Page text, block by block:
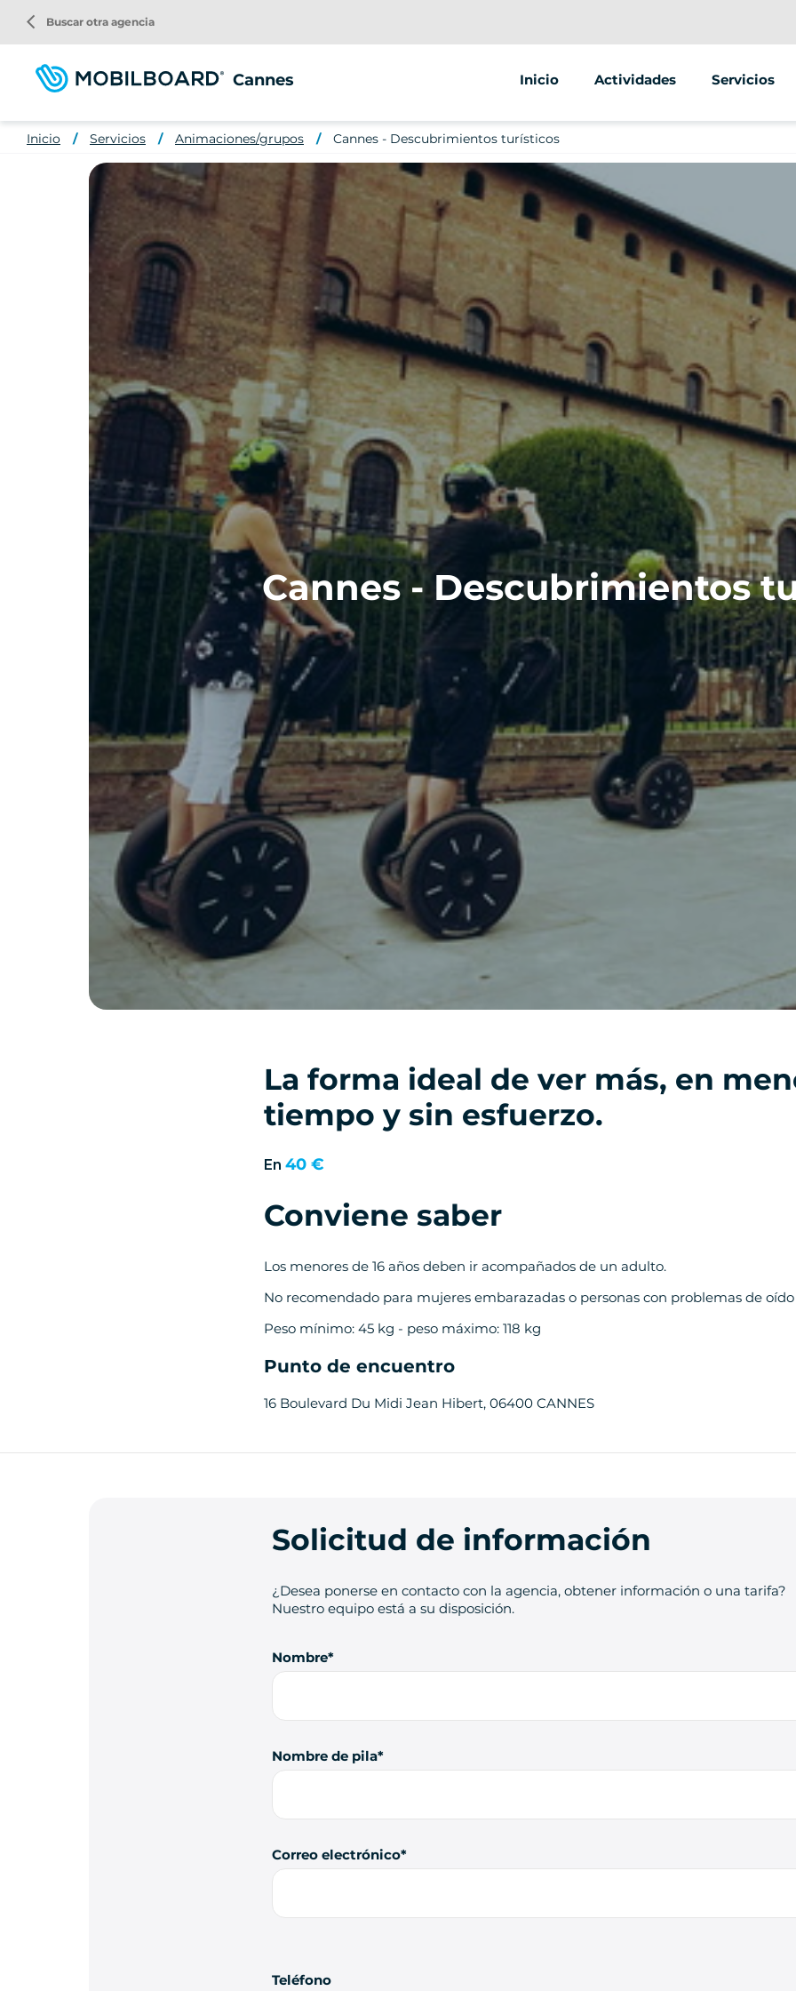
contenido
principal
Cannes Inicio Actividades
Segway
Servicios
arrow_back_ios Buscar otra agencia
Inicio Servicios Animaciones/grupos Cannes - Descubrimientos turísticos
Cannes - Descubrimientos
La forma ideal de ver más, en
tiempo y sin esfuerzo.
En 40 €
Conviene saber
Los menores de 16 años deben ir acompañados de un adulto.
No recomendado para mujeres embarazadas o personas con problemas de
Peso mínimo: 45 kg - peso máximo: 118 kg
Punto de encuentro
16 Boulevard Du Midi Jean Hibert, 06400 CANNES
Solicitud de información
¿Desea ponerse en contacto con la agencia, obtener información o una tarifa?
Nuestro equipo está a su disposición.
Nombre
Nombre de pila
Correo electrónico
Teléfono